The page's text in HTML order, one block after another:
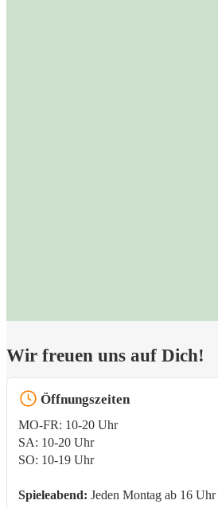
Wir freuen uns auf Dich!
Öffnungszeiten
MO-FR: 10-20 Uhr
SA: 10-20 Uhr
SO: 10-19 Uhr
Spieleabend: Jeden Montag ab 16 Uhr